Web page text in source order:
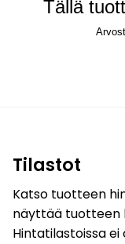
Tällä
Tilastot
Katso tuotteen
näyttää tuotteen
Hintatilastoissa